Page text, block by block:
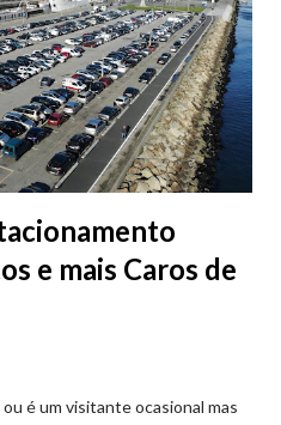
e mais Caros de
é um visitante ocasional mas